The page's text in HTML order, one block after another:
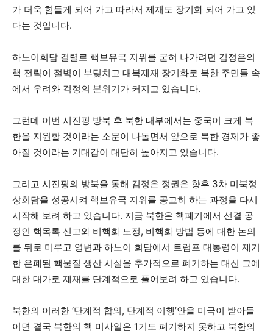
가 더욱 힘들게 되어 가고 따라서 제재도 장기화 되어 가고 있
다는 것입니다.
하노이회담 결렬로 핵보유국 지위를 굳혀 나가려던 김정은의
핵 전략이 절벽이 부딪치고 대북제재 장기화로 북한 주민들 속
에서 우려와 걱정의 분위기가 커지고 있습니다.
그런데 이번 시진핑 방북 후 북한 내부에서는 중국이 크게 북
한을 지원할 것이라는 소문이 나돌면서 앞으로 북한 경제가 좋
아질 것이라는 기대감이 대단히 높아지고 있습니다.
그리고 시진핑의 방북을 통해 김정은 정권은 향후 3차 미북정
상회담을 성공시켜 핵보유국 지위를 공고히 하는 과정을 다시
시작해 보려 하고 있습니다. 지금 북한은 핵폐기에서 선결 공
정인 핵목록 신고와 비핵화 노정, 비핵화 방법 등에 대한 논의
를 뒤로 미루고 영변과 하노이 회담에서 트럼프 대통령이 제기
한 은폐된 핵물질 생산 시설을 추가적으로 폐기하는 대신 그에
대한 대가로 제재를 단계적으로 풀어보려 하고 있습니다.
북한의 이러한 ‘단계적 합의, 단계적 이행’안을 미국이 받아들
이면 결국 북한의 핵 미사일은 1기도 폐기하지 못하고 북한의